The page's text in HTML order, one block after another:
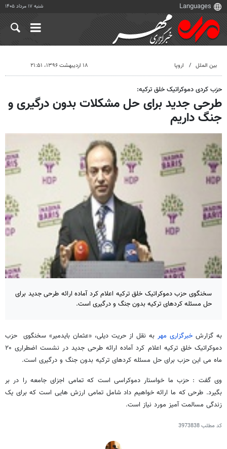
شنبه ۱۷ مرداد ۱۴۰۵
بین الملل اروپا ۱۸ اردیبهشت ۱۳۹۶، ۲۱:۵۱
حزب کردی دموکراتیک خلق ترکیه:
طرحی جدید برای حل مشکلات بدون درگیری و
جنگ داریم
سخنگوی حزب دموکراتیک خلق ترکیه اعلام کرد آماده ارائه طرحی جدید برای
حل مسئله کردهای ترکیه بدون جنگ و درگیری است.
به گزارش خبرگزاری مهر به نقل از حریت دیلی، «عثمان بایدمیر» سخنگوی حزب
دموکراتیک خلق ترکیه اعلام کرد آماده ارائه طرحی جدید در نشست اضطراری ۲۰
ماه می این حزب برای حل مسئله کردهای ترکیه بدون جنگ و درگیری است.
وی گفت : حزب ما خواستار دموکراسی است که تمامی اجزای جامعه را در بر
بگیرد. طرحی که ما ارائه خواهیم داد شامل تمامی ارزش هایی است که برای یک
زندگی مسالمت آمیز مورد نیاز است.
کد مطلب3973838